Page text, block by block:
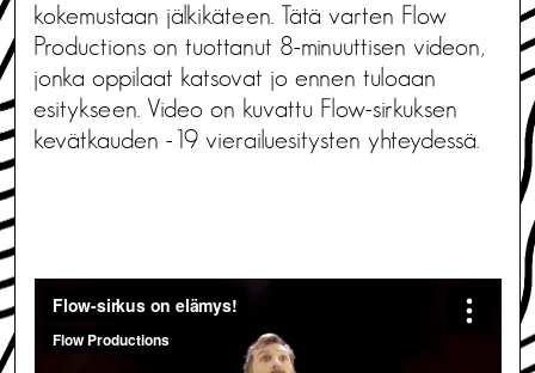
kokemustaan jälkikäteen. Tätä varten Flow
Productions on tuottanut 8-minuuttisen videon,
jonka oppilaat katsovat jo ennen tuloaan
esitykseen. Video on kuvattu Flow-sirkuksen
kevätkauden -19 vierailuesitysten yhteydessä.